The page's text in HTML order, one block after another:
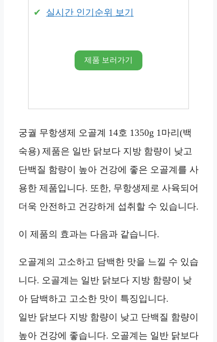
실시간 인기순위 보기
제품 보러가기
궁궐 무항생제 오골계 14호 1350g 1마리(백
숙용) 제품은 일반 닭보다 지방 함량이 낮고
단백질 함량이 높아 건강에 좋은 오골계를 사
용한 제품입니다. 또한, 무항생제로 사육되어
더욱 안전하고 건강하게 섭취할 수 있습니다.
이 제품의 효과는 다음과 같습니다.
오골계의 고소하고 담백한 맛을 느낄 수 있습
니다. 오골계는 일반 닭보다 지방 함량이 낮
아 담백하고 고소한 맛이 특징입니다.
일반 닭보다 지방 함량이 낮고 단백질 함량이
높아 건강에 좋습니다. 오골계는 일반 닭보다